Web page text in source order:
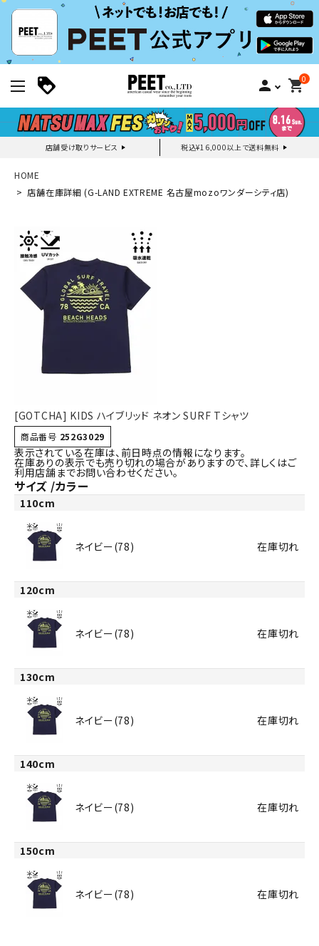
person 0
shopping_cart
店舗受け取りサービス 税込¥16,000以上で送料無料
新規会員登録｜ログイン
詳しい条件から探す
HOME
店舗在庫詳細 (G-LAND EXTREME 名古屋mozoワンダーシティ店)
[GOTCHA] KIDS ハイブリッド ネオン SURF Tシャツ
商品番号 252G3029
表示されている在庫は、前日時点の情報になります。
在庫ありの表示でも売り切れの場合がありますので、詳しくはご
利用店舗までお問い合わせください。
サイズ カラー
110cm
ネイビー(78) 在庫切れ
120cm
ネイビー(78) 在庫切れ
130cm
ネイビー(78) 在庫切れ
140cm
ネイビー(78) 在庫切れ
150cm
ネイビー(78) 在庫切れ